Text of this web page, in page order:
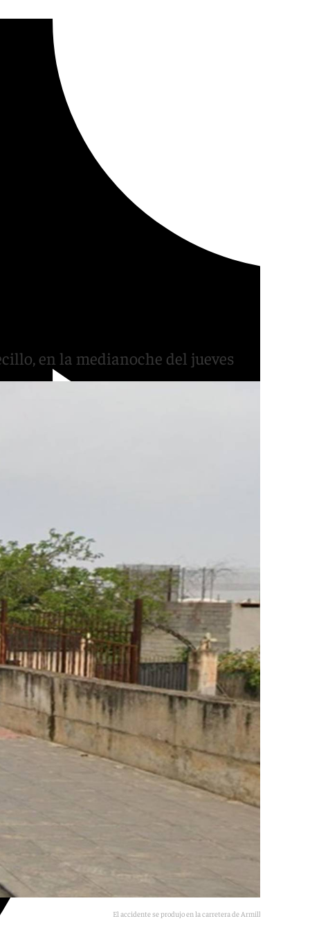
Ogíjares
en la medianoche del jueves
El accidente se produjo en la carretera de Armilla, en Ogíjares.